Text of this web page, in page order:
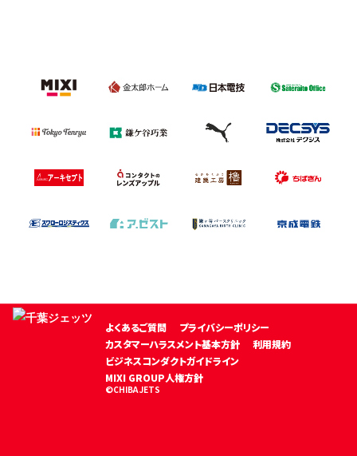
よくあるご質問
プライバシーポリシー
カスタマーハラスメント基本方針
利用規約
ビジネスコンダクトガイドライン
MIXI GROUP人権方針
©CHIBA JETS